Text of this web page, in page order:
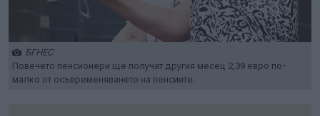
БГНЕС
Повечето пенсионери ще получат другия месец 2,39 евро по-
малко от осъвременяването на пенсиите.